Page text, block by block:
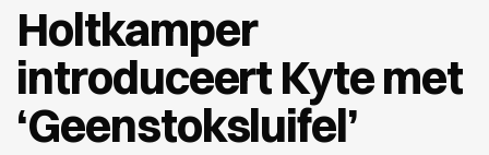
Holtkamper
introduceert Kyte met
‘Geenstoksluifel’